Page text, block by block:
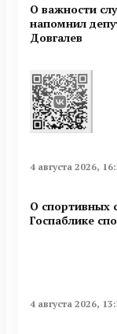
О важности
напомнил
Довгалев
4 августа 2026,
О спортивных
Госпаблике
4 августа 2026,